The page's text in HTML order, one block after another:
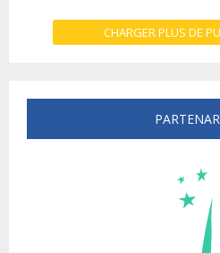
CHARGER PLUS DE